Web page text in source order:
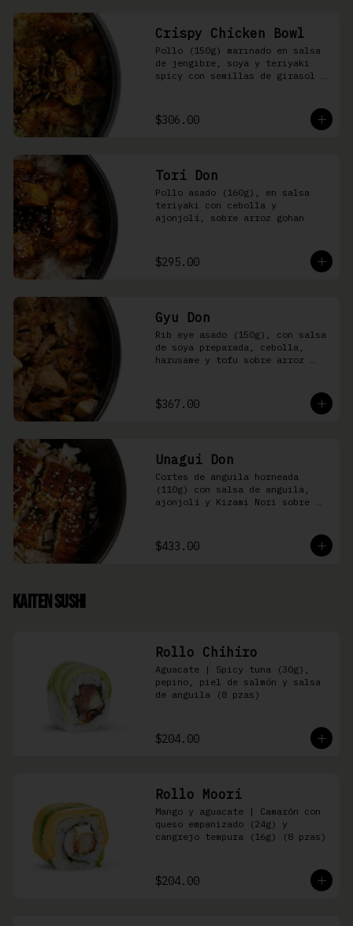
Crispy Chicken Bowl
Pollo (150g) marinado en salsa
de jengibre, soya y teriyaki
spicy con semillas de girasol y
$306.00
Tori Don
Pollo asado (160g), en salsa
teriyaki con cebolla y
ajonjolí, sobre arroz gohan
$295.00
Gyu Don
Rib eye asado (150g), con salsa
de soya preparada, cebolla,
harusame y tofu sobre arroz
$367.00
Unagui Don
Cortes de anguila horneada
(110g) con salsa de anguila,
ajonjolí y Kizami Nori sobre
$433.00
Kaiten Sushi
Rollo Chihiro
Aguacate | Spicy tuna (30g),
pepino, piel de salmón y salsa
de anguila (8 pzas)
$204.00
Rollo Moori
Mango y aguacate | Camarón con
queso empanizado (24g) y
cangrejo tempura (16g) (8 pzas)
$204.00